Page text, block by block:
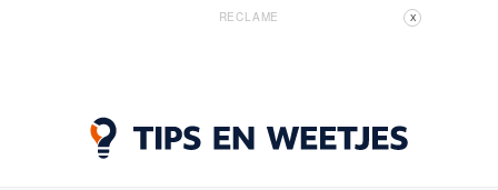
RECLAME X